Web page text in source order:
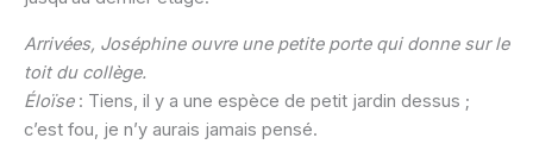
Arrivées, Joséphine ouvre une petite porte qui donne sur le
toit du collège.
Éloïse: Tiens, il y a une espèce de petit jardin dessus ;
c’est fou, je n’y aurais jamais pensé.